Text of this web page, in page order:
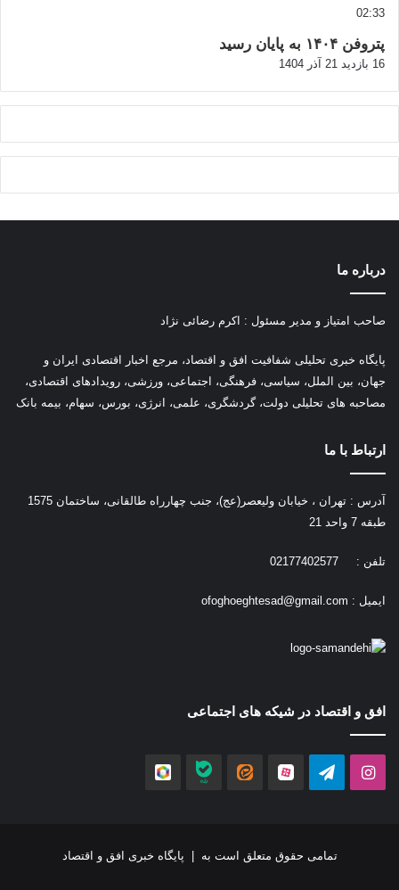
02:33
پتروفن ۱۴۰۴ به پایان رسید
16 بازدید 21 آذر 1404
درباره ما
صاحب امتیاز و مدیر مسئول : اکرم رضائی نژاد
پایگاه خبری تحلیلی شفافیت افق و اقتصاد، مرجع اخبار اقتصادی ایران و
جهان، بین الملل، سیاسی، فرهنگی، اجتماعی، ورزشی، رویدادهای اقتصادی،
مصاحبه های تحلیلی دولت، گردشگری، علمی، انرژی، بورس، سهام، بیمه بانک
ارتباط با ما
آدرس : تهران ، خیابان ولیعصر(عج)، جنب چهارراه طالقانی، ساختمان 1575
طبقه 7 واحد 21
تلفن : 02177402577
ایمیل : ofoghoeghtesad@gmail.com
افق و اقتصاد در شیکه های اجتماعی
اینستاگرامتلگرام آپارات ایتا بله
تمامی حقوق متعلق است به | پایگاه خبری افق و اقتصاد